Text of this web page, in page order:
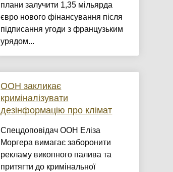
плани залучити 1,35 мільярда
євро нового фінансування після
підписання угоди з французьким
урядом...
ООН закликає
криміналізувати
дезінформацію про клімат
Спецдоповідач ООН Еліза
Моргера вимагає заборонити
рекламу викопного палива та
притягти до кримінальної